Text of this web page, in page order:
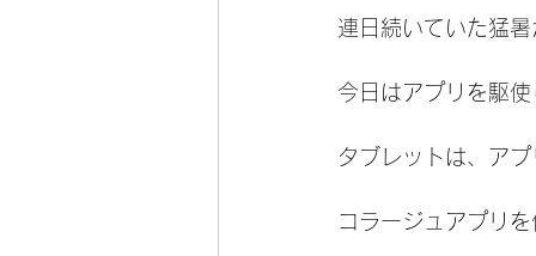
連日続いていた猛
今日はアプリを駆
タブレットは、ア
コラージュアプリ